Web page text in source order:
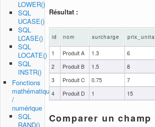
Résultat :
id nom surcharge
1 Produit A 1.3 6
2
Produit B 1.5 8
3
Produit C 0.75 7
4
Produit D 1 15
Comparer un
LOWER()
SQL
UCASE()
SQL
LCASE()
SQL
LOCATE()
SQL
INSTR()
Fonctions
mathématiques
/
numérique
SQL
RAND()